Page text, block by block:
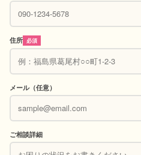
住所 必須
メール（任意）
ご相談詳細